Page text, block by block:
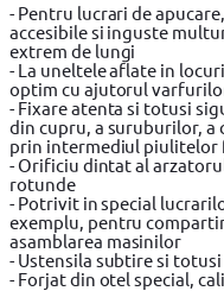
- Pentru lucrari de
accesibile si inguste
extrem de lungi
- La uneltele aflate in
optim cu ajutorul
- Fixare atenta si totusi
din cupru, a suruburilor, a
prin intermediul piulitelor
- Orificiu dintat al
rotunde
- Potrivit in special
exemplu, pentru
asamblarea masinilor
- Ustensila subtire si
- Forjat din otel special,